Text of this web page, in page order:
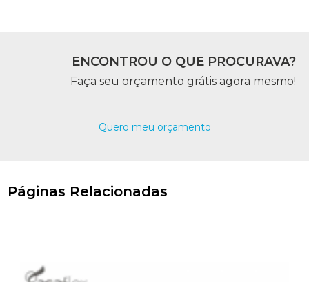
ENCONTROU O QUE PROCURAVA?
Faça seu orçamento grátis agora mesmo!
Quero meu orçamento
Páginas Relacionadas